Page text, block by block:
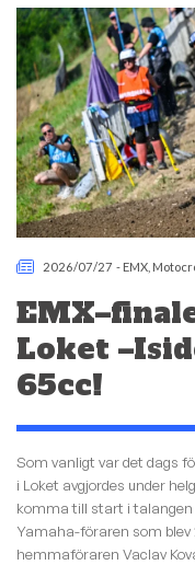
2026/07/27 - EMX
Loket
65cc!
Som vanligt var det dags
i Loket avgjordes under
komma till start i talangen
Yamaha-föraren som
hemmaföraren Vaclav